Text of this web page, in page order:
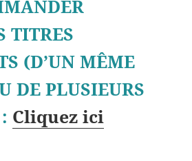
TITRES
(D’UN MÊME
DE PLUSIEURS
Cliquez ici